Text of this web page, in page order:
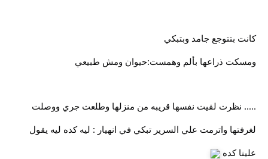
كانت بتتوجع جامد وبتبكي
ومسكت ذراعها بألم وهمست:حيوان ومش طبيعي
..... نظرت لقيت نفسها قريبه من منزلها وطلعت جري ووصلت
لغرفتها واترمت علي السرير تبكي في انهيار : ليه كده ليه يقول
علينا كده